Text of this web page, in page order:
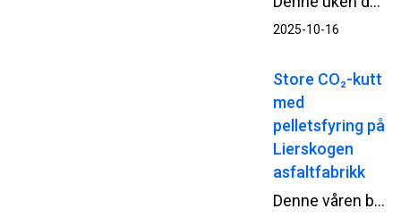
2025-10-16
Store CO₂-kutt
med
pelletsfyring på
Lierskogen
asfaltfabrikk
Denne våren byttet NCC fyringskilde fra fossil gass til trepellets ved asfaltfabrikken på Lierskogen utenfor Drammen. Resultatet er betydelige reduksjoner i CO₂-utslipp – opptil 90 prosent – og et viktig bidrag i arbeidet med å redusere utslipp fra asfaltproduksjon.